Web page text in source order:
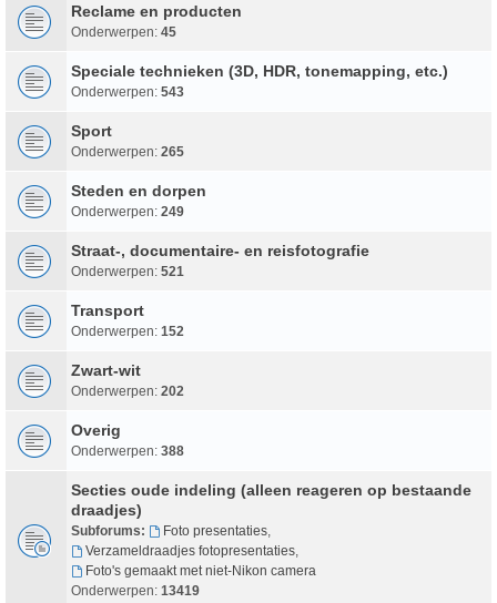
Reclame en producten
Onderwerpen: 45
Speciale technieken (3D, HDR, tonemapping, etc.)
Onderwerpen: 543
Sport
Onderwerpen: 265
Steden en dorpen
Onderwerpen: 249
Straat-, documentaire- en reisfotografie
Onderwerpen: 521
Transport
Onderwerpen: 152
Zwart-wit
Onderwerpen: 202
Overig
Onderwerpen: 388
Secties oude indeling (alleen reageren op bestaande
draadjes)
Subforums: Foto presentaties,
Verzameldraadjes fotopresentaties,
Foto's gemaakt met niet-Nikon camera
Onderwerpen: 13419